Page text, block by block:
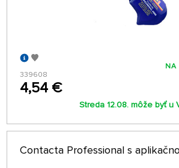
339608
4,54 €
NA
Streda 12.08. môže byť u
Contacta Professional s